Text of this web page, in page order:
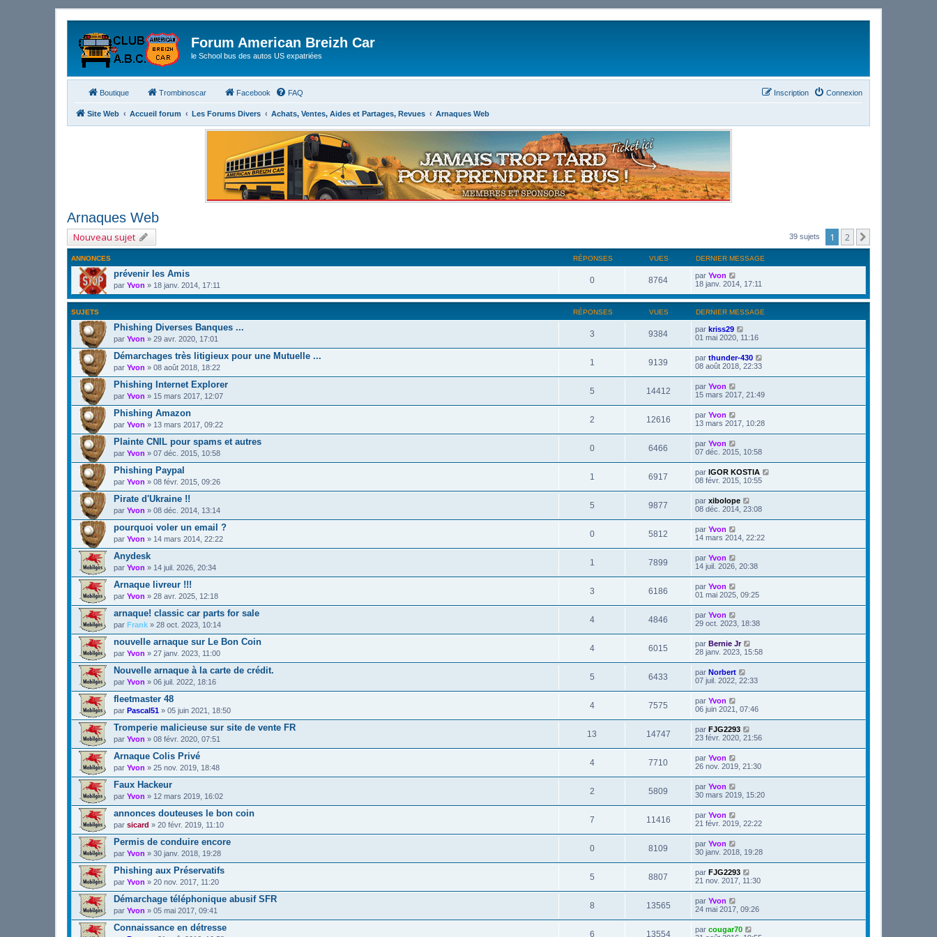
Forum American Breizh Car
le School bus des autos US expatriées
Boutique Trombinoscar Facebook FAQ Connexion
Inscription
Site Web Accueil forum Les Forums Divers Achats, Ventes, Aides et Partages, Revues Arnaques Web
Arnaques Web
Nouveau sujet 39 sujets 1 2
ANNONCES RÉPONSES VUES DERNIER MESSAGE
prévenir les Amis
par Yvon » 18 janv. 2014, 17:11
0 8764 par Yvon
18 janv. 2014, 17:11
SUJETS RÉPONSES VUES DERNIER MESSAGE
Phishing Diverses Banques ...
par Yvon » 29 avr. 2020, 17:01
3 9384 par kriss29
01 mai 2020, 11:16
Démarchages très litigieux pour une Mutuelle ...
par Yvon » 08 août 2018, 18:22
1 9139 par thunder-430
08 août 2018, 22:33
Phishing Internet Explorer
par Yvon » 15 mars 2017, 12:07
5 14412 par Yvon
15 mars 2017, 21:49
Phishing Amazon
par Yvon » 13 mars 2017, 09:22
2 12616 par Yvon
13 mars 2017, 10:28
Plainte CNIL pour spams et autres
par Yvon » 07 déc. 2015, 10:58
0 6466 par Yvon
07 déc. 2015, 10:58
Phishing Paypal
par Yvon » 08 févr. 2015, 09:26
1 6917 par IGOR KOSTIA
08 févr. 2015, 10:55
Pirate d'Ukraine !!
par Yvon » 08 déc. 2014, 13:14
5 9877 par xibolope
08 déc. 2014, 23:08
pourquoi voler un email ?
par Yvon » 14 mars 2014, 22:22
0 5812 par Yvon
14 mars 2014, 22:22
Anydesk
par Yvon » 14 juil. 2026, 20:34
1 7899 par Yvon
14 juil. 2026, 20:38
Arnaque livreur !!!
par Yvon » 28 avr. 2025, 12:18
3 6186 par Yvon
01 mai 2025, 09:25
arnaque! classic car parts for sale
par Frank » 28 oct. 2023, 10:14
4 4846 par Yvon
29 oct. 2023, 18:38
nouvelle arnaque sur Le Bon Coin
par Yvon » 27 janv. 2023, 11:00
4 6015 par Bernie Jr
28 janv. 2023, 15:58
Nouvelle arnaque à la carte de crédit.
par Yvon » 06 juil. 2022, 18:16
5 6433 par Norbert
07 juil. 2022, 22:33
fleetmaster 48
par Pascal51 » 05 juin 2021, 18:50
4 7575 par Yvon
06 juin 2021, 07:46
Tromperie malicieuse sur site de vente FR
par Yvon » 08 févr. 2020, 07:51
13 14747 par FJG2293
23 févr. 2020, 21:56
Arnaque Colis Privé
par Yvon » 25 nov. 2019, 18:48
4 7710 par Yvon
26 nov. 2019, 21:30
Faux Hackeur
par Yvon » 12 mars 2019, 16:02
2 5809 par Yvon
30 mars 2019, 15:20
annonces douteuses le bon coin
par sicard » 20 févr. 2019, 11:10
7 11416 par Yvon
21 févr. 2019, 22:22
Permis de conduire encore
par Yvon » 30 janv. 2018, 19:28
0 8109 par Yvon
30 janv. 2018, 19:28
Phishing aux Préservatifs
par Yvon » 20 nov. 2017, 11:20
5 8807 par FJG2293
21 nov. 2017, 11:30
Démarchage téléphonique abusif SFR
par Yvon » 05 mai 2017, 09:41
8 13565 par Yvon
24 mai 2017, 09:26
Connaissance en détresse
6 13554 par cougar70